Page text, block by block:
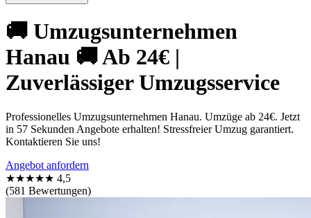
🚚 Umzugsunternehmen
Hanau 🚚 Ab 24€ |
Zuverlässiger Umzugsservice
Professionelles Umzugsunternehmen Hanau. Umzüge ab 24€. Jetzt
in 57 Sekunden Angebote erhalten! Stressfreier Umzug garantiert.
Kontaktieren Sie uns!
Angebot anfordern
★★★★★ 4,5
(581 Bewertungen)